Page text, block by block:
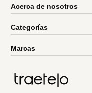
Acerca de nosotros
Categorías
Marcas